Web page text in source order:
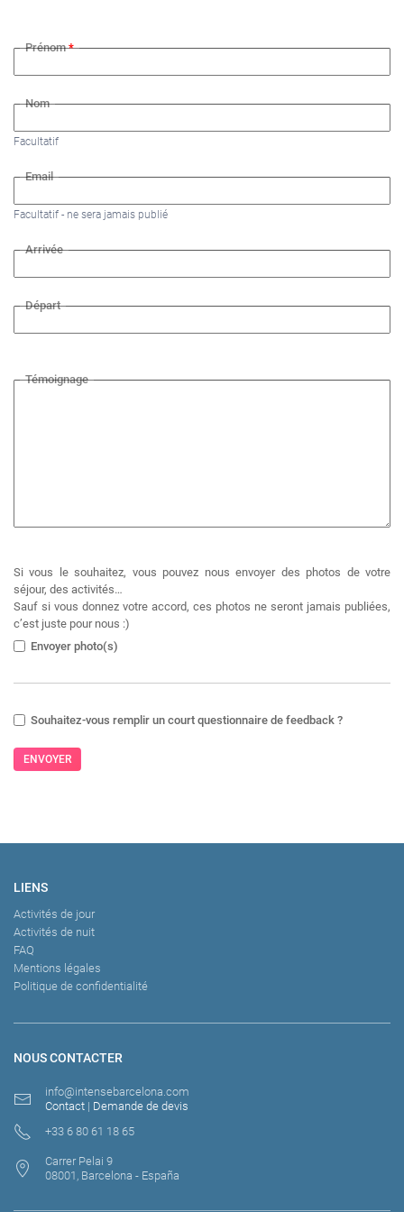
Prénom*
Nom
Facultatif
Email
Facultatif - ne sera jamais publié
Arrivée
Départ
Témoignage
Si vous le souhaitez, vous pouvez nous envoyer des photos de votre
séjour, des activités…
Sauf si vous donnez votre accord, ces photos ne seront jamais publiées,
c’est juste pour nous :)
Envoyer photo(s)
Souhaitez-vous remplir un court questionnaire de feedback ?
NOUS CONTACTER
info@intensebarcelona.com
Contact | Demande de devis
+33 6 80 61 18 65
Carrer Pelai 9
08001, Barcelona - España
LIENS
Activités de jour
Activités de nuit
FAQ
Mentions légales
Politique de confidentialité